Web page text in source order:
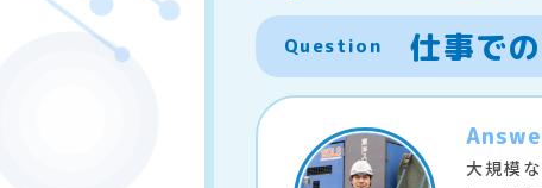
Question 仕事で
大規模